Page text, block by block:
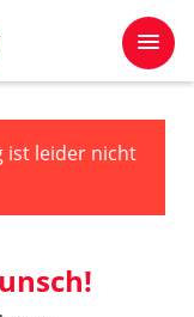
ist leider nicht